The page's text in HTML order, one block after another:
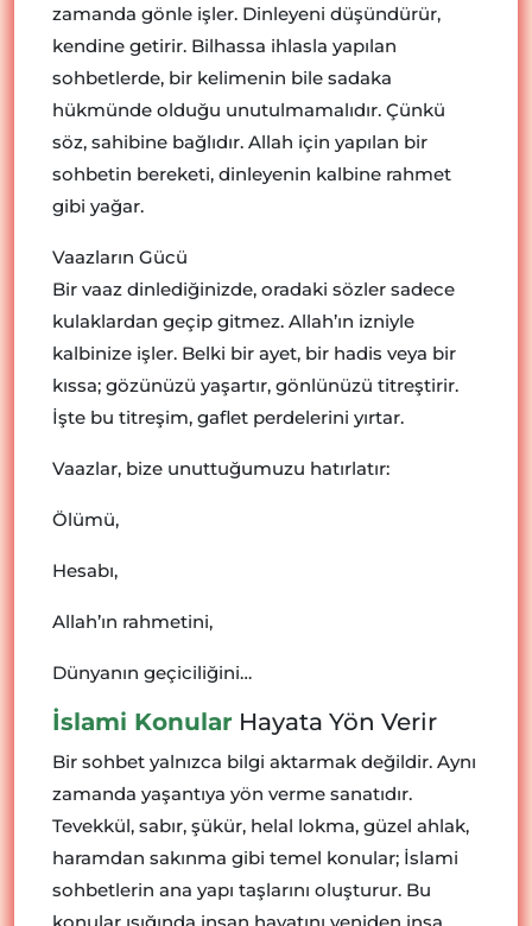
zamanda gönle işler. Dinleyeni düşündürür,
kendine getirir. Bilhassa ihlasla yapılan
sohbetlerde, bir kelimenin bile sadaka
hükmünde olduğu unutulmamalıdır. Çünkü
söz, sahibine bağlıdır. Allah için yapılan bir
sohbetin bereketi, dinleyenin kalbine rahmet
gibi yağar.
Vaazların Gücü
Bir vaaz dinlediğinizde, oradaki sözler sadece
kulaklardan geçip gitmez. Allah’ın izniyle
kalbinize işler. Belki bir ayet, bir hadis veya bir
kıssa; gözünüzü yaşartır, gönlünüzü titreştirir.
İşte bu titreşim, gaflet perdelerini yırtar.
Vaazlar, bize unuttuğumuzu hatırlatır:
Ölümü,
Hesabı,
Allah’ın rahmetini,
Dünyanın geçiciliğini…
İslami Konular Hayata Yön Verir
Bir sohbet yalnızca bilgi aktarmak değildir. Aynı
zamanda yaşantıya yön verme sanatıdır.
Tevekkül, sabır, şükür, helal lokma, güzel ahlak,
haramdan sakınma gibi temel konular; İslami
sohbetlerin ana yapı taşlarını oluşturur. Bu